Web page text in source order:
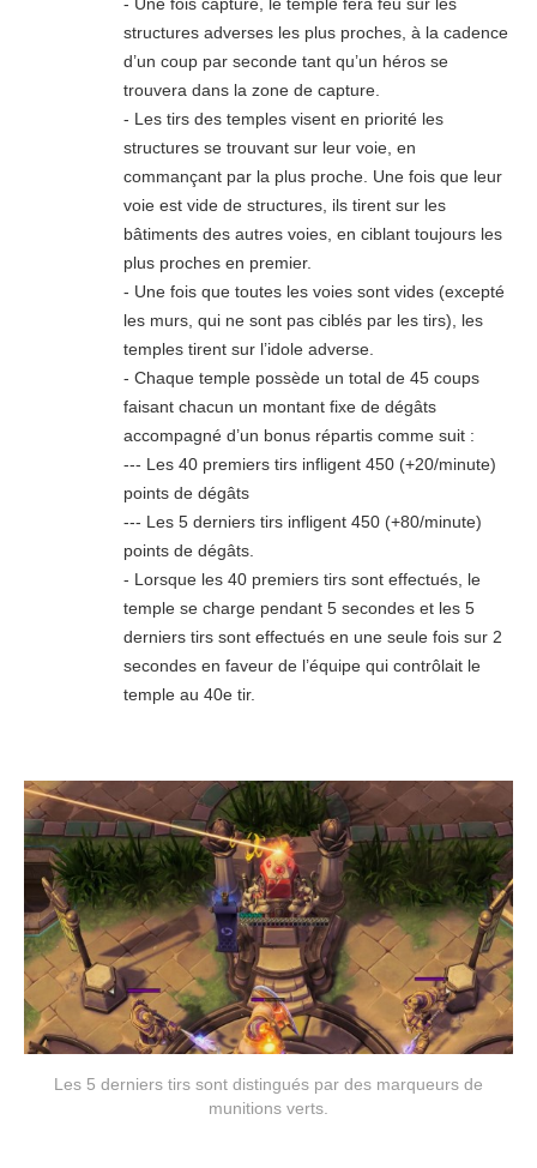
structures adverses les plus proches, à la cadence
d’un coup par seconde tant qu’un héros se
trouvera dans la zone de capture.
- Les tirs des temples visent en priorité les
structures se trouvant sur leur voie, en
commançant par la plus proche. Une fois que leur
voie est vide de structures, ils tirent sur les
bâtiments des autres voies, en ciblant toujours les
plus proches en premier.
- Une fois que toutes les voies sont vides (excepté
les murs, qui ne sont pas ciblés par les tirs), les
temples tirent sur l’idole adverse.
- Chaque temple possède un total de 45 coups
faisant chacun un montant fixe de dégâts
accompagné d’un bonus répartis comme suit :
--- Les 40 premiers tirs infligent 450 (+20/minute)
points de dégâts
--- Les 5 derniers tirs infligent 450 (+80/minute)
points de dégâts.
- Lorsque les 40 premiers tirs sont effectués, le
temple se charge pendant 5 secondes et les 5
derniers tirs sont effectués en une seule fois sur 2
secondes en faveur de l’équipe qui contrôlait le
temple au 40e tir.
Les 5 derniers tirs sont distingués par des marqueurs de
munitions verts.